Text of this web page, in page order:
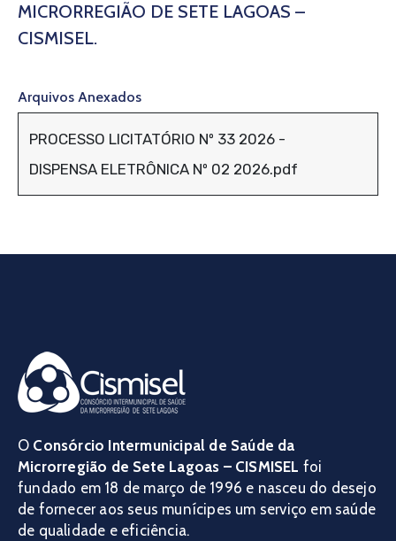
MICRORREGIÃO DE SETE LAGOAS –
CISMISEL.
Arquivos Anexados
PROCESSO LICITATÓRIO Nº 33 2026 -
DISPENSA ELETRÔNICA Nº 02 2026.pdf
O Consórcio Intermunicipal de Saúde da
Microrregião de Sete Lagoas – CISMISEL foi
fundado em 18 de março de 1996 e nasceu do desejo
de fornecer aos seus munícipes um serviço em saúde
de qualidade e eficiência.